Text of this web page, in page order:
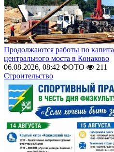
Продолжаются работы по
центрального моста в Конаково
06.08.2026, 08:42 ФОТО
211
Строительство